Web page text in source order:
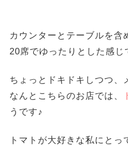
カウンターとテーブルを含
20席でゆったりとした感じ
ちょっとドキドキしつつ、
なんとこちらのお店では、
うです♪
トマトが大好きな私にとっ